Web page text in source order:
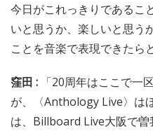
今日がこれっきりであるこ
いと思うか、楽しいと思う
ことを音楽で表現できたら
窪田 : 「20周年はここで一
が、〈Anthology Live〉は
は、Billboard Live大阪で曽